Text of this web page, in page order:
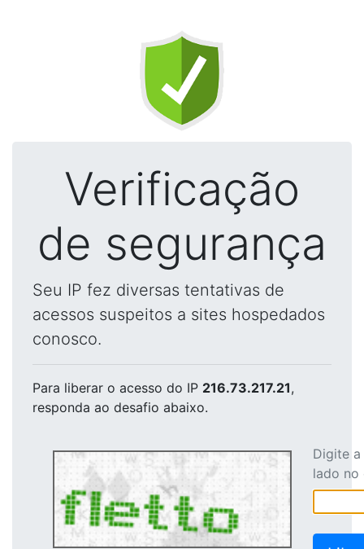
Verificação
de segurança
Seu IP fez diversas tentativas de
acessos suspeitos a sites hospedados
conosco.
Para liberar o acesso do IP 216.73.217.21,
responda ao desafio abaixo.
Digite
lado no